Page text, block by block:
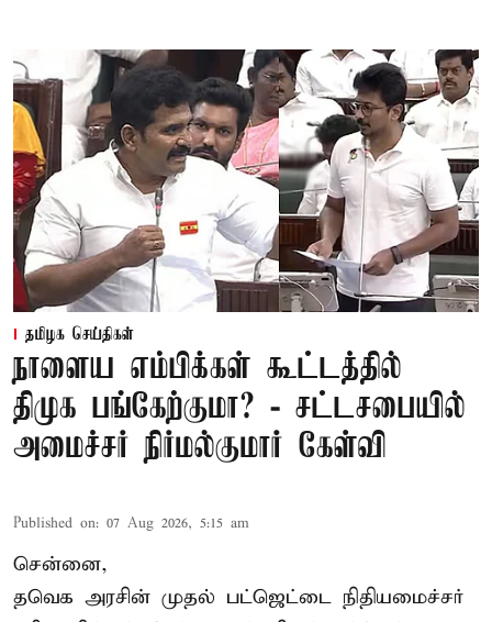
தமிழக செய்திகள்
நாளைய எம்பிக்கள் கூட்டத்தில்
திமுக பங்கேற்குமா? - சட்டசபையில்
அமைச்சர் நிர்மல்குமார் கேள்வி
Published on: 07 Aug 2026, 5:15 am
சென்னை,
தவெக அரசின் முதல் பட்ஜெட்டை நிதியமைச்சர்